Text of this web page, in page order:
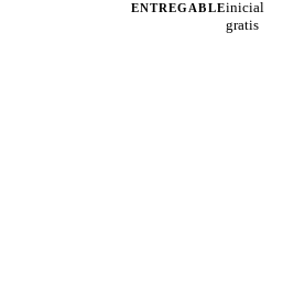
ENTREGABLEinicial
gratis